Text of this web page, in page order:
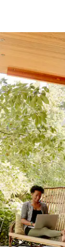
ಮಾಡಿ ಅಥವಾ ಸ್ಪರ್ಶ